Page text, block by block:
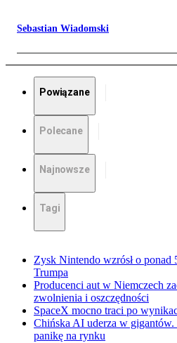
Sebastian Wiadomski
Powiązane
Polecane
Najnowsze
Tagi
Zysk Nintendo wzrósł o ponad
Trumpa
Producenci aut w Niemczech
zwolnienia i oszczędności
SpaceX mocno traci po
Chińska AI uderza w
panikę na rynku